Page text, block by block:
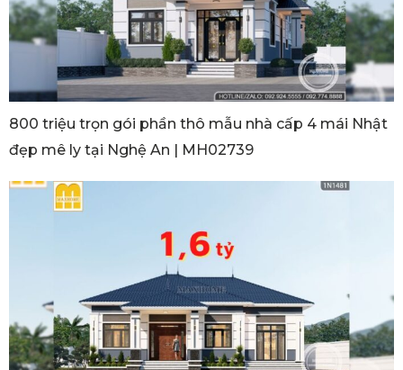
800 triệu trọn gói phần thô mẫu nhà cấp 4 mái Nhật
đẹp mê ly tại Nghệ An | MH02739